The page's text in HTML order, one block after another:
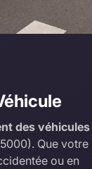
des véhicules
Que votre
ou en